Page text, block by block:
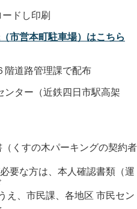
ドし印刷
市営本町駐車場）はこちら
階道路管理課で配布
ー（近鉄四日市駅高架
すの木パーキングの契約者
方は、本人確認書類（運
民課、各地区 市民セン